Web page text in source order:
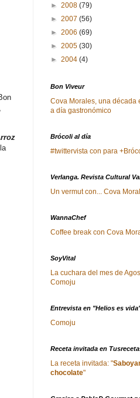
,
► 2008 (79)
► 2007 (56)
► 2006 (69)
► 2005 (30)
► 2004 (4)
Bon Viveur
Cova Morales, una década
a día gastronómico
Brócoli al día
#twittervista con para
Verlanga. Revista Cultural
Un vermut con... Cova
WannaChef
Coffee break con Cova
SoyVital
La cuchara del mes de
Comoju
Entrevista en "Helios es
Comoju
Receta invitada en
La receta invitada: "
chocolate"